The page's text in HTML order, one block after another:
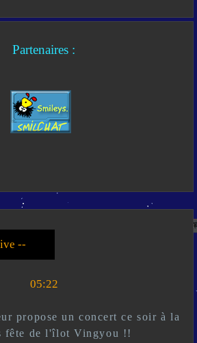
Partenaires :
--
05:22
propose un concert ce soir à la
fête de l'îlot Vingyou !!